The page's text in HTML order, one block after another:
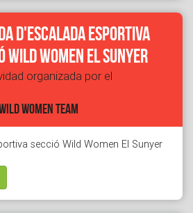
d'escalada esportiva
Wild Women El Sunyer
organizada por el
WOMEN TEAM
secció Wild Women El Sunyer